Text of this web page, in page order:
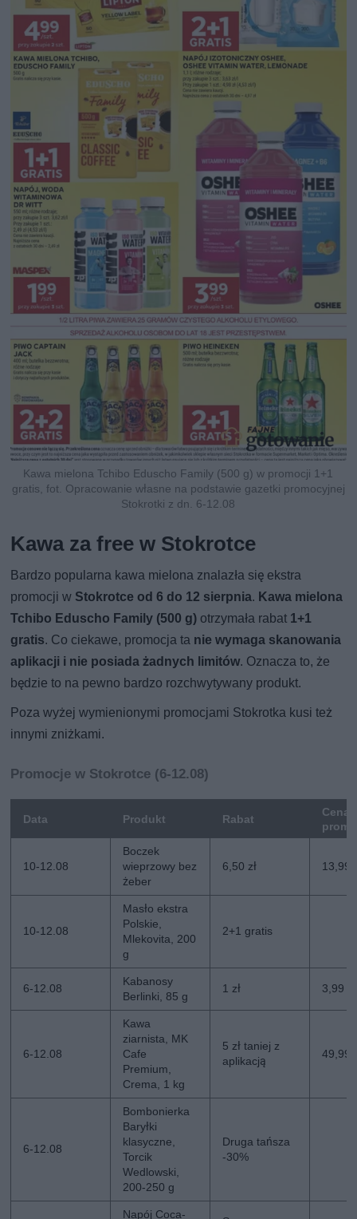
Kawa mielona Tchibo Eduscho Family (500 g) w promocji 1+1
gratis, fot. Opracowanie własne na podstawie gazetki promocyjnej
Stokrotki z dn. 6-12.08
Kawa za free w Stokrotce
Bardzo popularna kawa mielona znalazła się ekstra
promocji w Stokrotce od 6 do 12 sierpnia. Kawa mielona
Tchibo Eduscho Family (500 g) otrzymała rabat 1+1
gratis. Co ciekawe, promocja ta nie wymaga skanowania
aplikacji i nie posiada żadnych limitów. Oznacza to, że
będzie to na pewno bardzo rozchwytywany produkt.
Poza wyżej wymienionymi promocjami Stokrotka kusi też
innymi zniżkami.
Promocje w Stokrotce (6-12.08)
Data Produkt Rabat
Cena
10-12.08
Boczek
wieprzowy bez
żeber
6,50 zł 13,99
10-12.08
Masło ekstra
Polskie,
Mlekovita, 200
g
2+1 gratis
6-12.08
Kabanosy
Berlinki, 85 g
1 zł 3,99
6-12.08
Kawa
ziarnista, MK
Cafe
Premium,
Crema, 1 kg
5 zł taniej z
aplikacją
49,99
6-12.08
Bombonierka
Baryłki
klasyczne,
Torcik
Wedlowski,
200-250 g
Druga tańsza
-30%
Napój Coca-